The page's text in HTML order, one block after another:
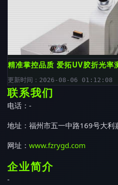
精准掌控品质 爱拓UV胶折光率
更新时间：2026-08-06 01:12:08
联系我们
电话：-
地址：福州市五一中路169号大利
网址： www.fzrygd.com
企业简介
-